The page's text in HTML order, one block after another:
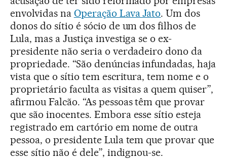
envolvidas na Operação Lava Jato. Um dos
donos do sítio é sócio de um dos filhos de
Lula, mas a Justiça investiga se o ex-
presidente não seria o verdadeiro dono da
propriedade. “São denúncias infundadas, haja
vista que o sítio tem escritura, tem nome e o
proprietário faculta as visitas a quem quiser”,
afirmou Falcão. “As pessoas têm que provar
que são inocentes. Embora esse sítio esteja
registrado em cartório em nome de outra
pessoa, o presidente Lula tem que provar que
esse sítio não é dele”, indignou-se.